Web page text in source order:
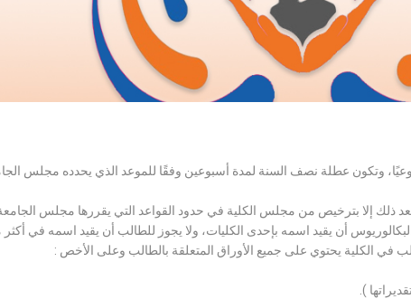
وتكون عطلة نصف السنة لمدة أسبوعين وفقًا للموعد الذي يحدده مجلس
بعد ذلك إلا بترخيص من مجلس الكلية في حدود القواعد التي يقررها مجلس
أن يقيد اسمه بإحدى الكليات، ولا يجوز للطالب أن يقيد اسمه في
في الكلية يحتوي على جميع الأوراق المتعلقة بالطالب وعلى الأخص :
).